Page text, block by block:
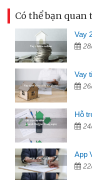
Có thể bạn quan
Vay
Vay
Hỗ
App